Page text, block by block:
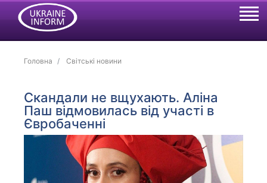
Головна Світські новини
Скандали не вщухають. Аліна
Паш відмовилась від участі в
Євробаченні